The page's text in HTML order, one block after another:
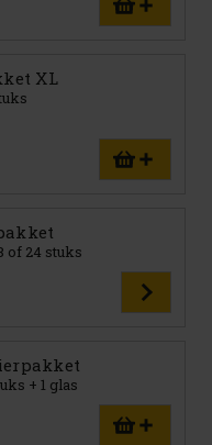
XL
of 24 stuks
+ 1 glas